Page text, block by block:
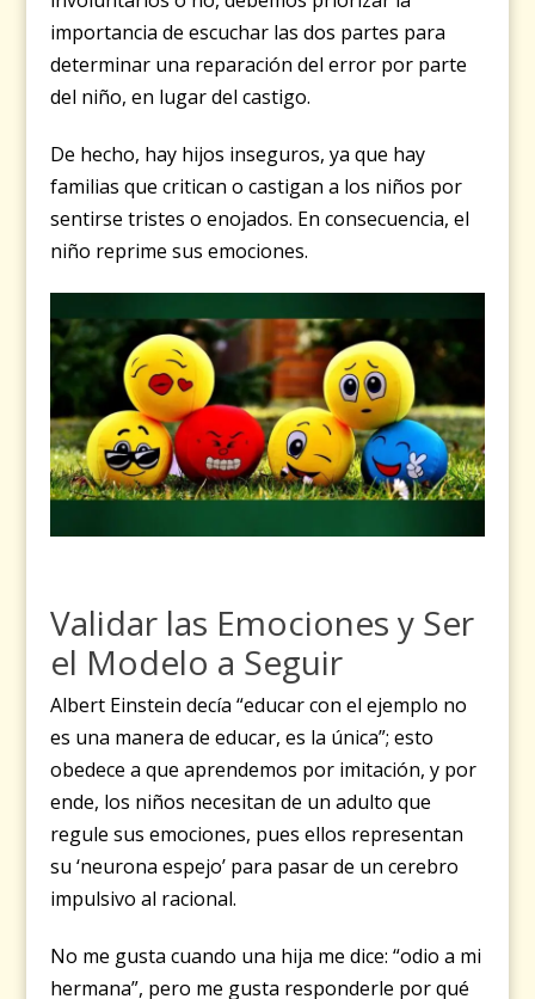
importancia de escuchar las dos partes para
determinar una reparación del error por parte
del niño, en lugar del castigo.
De hecho, hay hijos inseguros, ya que hay
familias que critican o castigan a los niños por
sentirse tristes o enojados. En consecuencia, el
niño reprime sus emociones.
Validar las Emociones y Ser
el Modelo a Seguir
Albert Einstein decía“educar con el ejemplo no
es una manera de educar, es la única”; esto
obedece a que aprendemos por imitación, y por
ende, los niños necesitan de un adulto que
regule sus emociones, pues ellos representan
su ‘neurona espejo’ para pasar de un cerebro
impulsivo al racional.
No me gusta cuando una hija me dice: “odio a mi
hermana”, pero me gusta responderle por qué